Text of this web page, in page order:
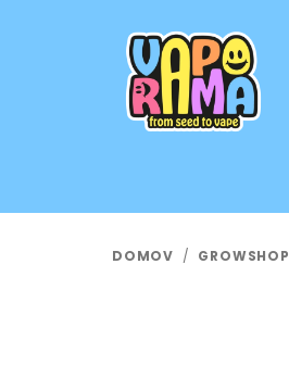
DOMOV / GROWSHOP